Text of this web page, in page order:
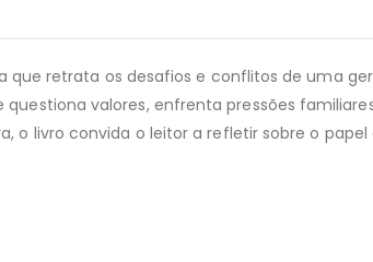
que retrata os desafios e conflitos de uma
valores, enfrenta pressões
o livro convida o leitor a refletir sobre o